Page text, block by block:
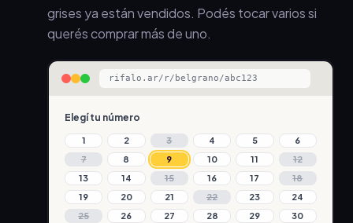
grises ya están vendidos. Podés tocar varios si
querés comprar más de uno.
rifalo.ar/r/belgrano/abc123
Elegí tu número
1 2 3 4 5
6
7
8 9 10 11
12
13
14 15 16 17
18
19
20 21 22 23
24
25
26 27 28 29 30